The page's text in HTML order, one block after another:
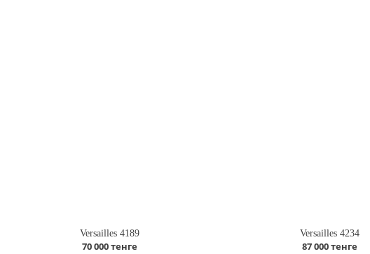
Versailles 4189
70 000 тенге
Versailles 4234
87 000 тенге